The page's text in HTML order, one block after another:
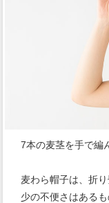
7本の麦茎を手で編
麦わら帽子は、折
少の不便さはある